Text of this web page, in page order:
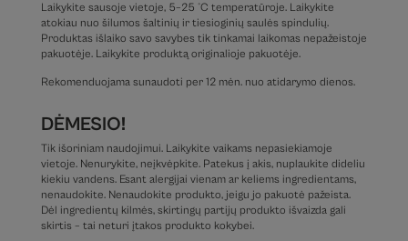
Laikykite sausoje vietoje, 5–25 °C temperatūroje. Laikykite
atokiau nuo šilumos šaltinių ir tiesioginių saulės spindulių.
Produktas išlaiko savo savybes tik tinkamai laikomas nepažeistoje
pakuotėje. Laikykite produktą originalioje pakuotėje.
Rekomenduojama sunaudoti per 12 mėn. nuo atidarymo dienos.
DĖMESIO!
Tik išoriniam naudojimui. Laikykite vaikams nepasiekiamoje
vietoje. Nenurykite, neįkvėpkite. Patekus į akis, nuplaukite dideliu
kiekiu vandens. Esant alergijai vienam ar keliems ingredientams,
nenaudokite. Nenaudokite produkto, jeigu jo pakuotė pažeista.
Dėl ingredientų kilmės, skirtingų partijų produkto išvaizda gali
skirtis – tai neturi įtakos produkto kokybei.